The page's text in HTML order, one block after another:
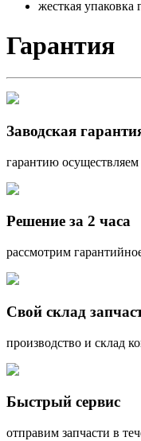
жесткая упаковка
Гарантия
Заводская
гарантию
Решение за 2 часа
рассмотрим
Свой склад
производство и склад
Быстрый сервис
отправим запчасти в